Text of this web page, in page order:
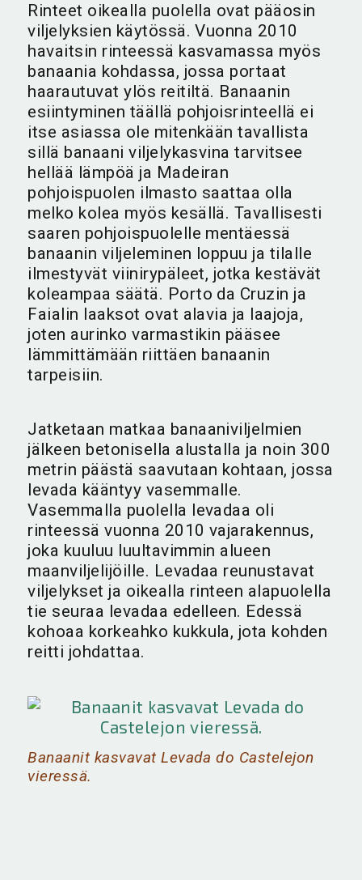
Rinteet oikealla puolella ovat pääosin
viljelyksien käytössä. Vuonna 2010
havaitsin rinteessä kasvamassa myös
banaania kohdassa, jossa portaat
haarautuvat ylös reitiltä. Banaanin
esiintyminen täällä pohjoisrinteellä ei
itse asiassa ole mitenkään tavallista
sillä banaani viljelykasvina tarvitsee
hellää lämpöä ja Madeiran
pohjoispuolen ilmasto saattaa olla
melko kolea myös kesällä. Tavallisesti
saaren pohjoispuolelle mentäessä
banaanin viljeleminen loppuu ja tilalle
ilmestyvät viinirypäleet, jotka kestävät
koleampaa säätä. Porto da Cruzin ja
Faialin laaksot ovat alavia ja laajoja,
joten aurinko varmastikin pääsee
lämmittämään riittäen banaanin
tarpeisiin.
Jatketaan matkaa banaaniviljelmien
jälkeen betonisella alustalla ja noin 300
metrin päästä saavutaan kohtaan, jossa
levada kääntyy vasemmalle.
Vasemmalla puolella levadaa oli
rinteessä vuonna 2010 vajarakennus,
joka kuuluu luultavimmin alueen
maanviljelijöille. Levadaa reunustavat
viljelykset ja oikealla rinteen alapuolella
tie seuraa levadaa edelleen. Edessä
kohoaa korkeahko kukkula, jota kohden
reitti johdattaa.
Banaanit kasvavat Levada do Castelejon
vieressä.